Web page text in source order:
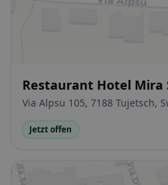
Restaurant Hotel Mira
Via Alpsu 105, 7188 Tujetsch,
Jetzt offen